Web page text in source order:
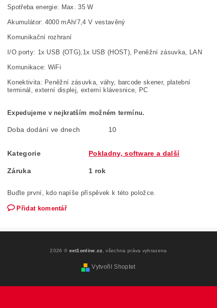
Spotřeba energie: Max. 35 W
Akumulátor: 4000 mAh/7,4 V vestavěný
Komunikační rozhraní
I/O porty: 1x USB (OTG),1x USB (HOST), Peněžní zásuvka, LAN
Komunikace: WiFi
Konektivita: Peněžní zásuvka, váhy, barcode skener, platební
terminál, externí displej, externí klávesnice, PC
Expedujeme v nejkratším možném termínu.
Doba dodání ve dnech 10
Kategorie Pokladny, software a další
Záruka 1 rok
Buďte první, kdo napíše příspěvek k této položce.
Přidat komentář
2026 © eet1online.cz , všechna práva vyhrazena
Vytvořil Shoptet